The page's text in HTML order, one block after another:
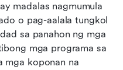
madalas nagmumula
o pag-aalala tungkol
sa panahon ng mga
mga programa sa
mga koponan na